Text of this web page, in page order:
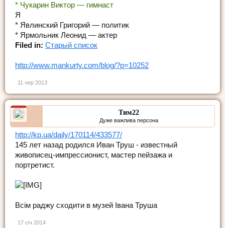
* Чукарин Виктор — гимнаст
Я
* Явлинский Григорий — политик
* Ярмольник Леонид — актер
Filed in: Старый список
http://www.mankurty.com/blog/?p=10252
11 чер 2013
Тим22
Дуже важлива персона
http://kp.ua/daily/170114/433577/
145 лет назад родился Иван Труш - известный
живописец-импрессионист, мастер пейзажа и
портретист.
Всім раджу сходити в музей Івана Труша
17 січ 2014